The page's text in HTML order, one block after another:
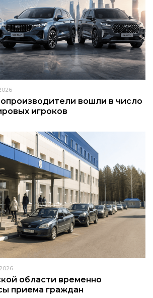
вошли в число
игроков
области временно
приема граждан